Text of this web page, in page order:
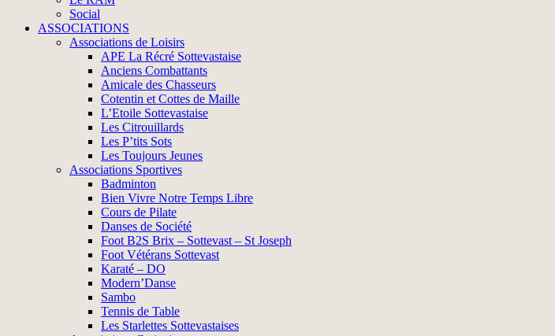
Social
ASSOCIATIONS
Associations de Loisirs
APE La Récré Sottevastaise
Anciens Combattants
Amicale des Chasseurs
Cotentin et Cottes de Maille
L’Etoile Sottevastaise
Les Citrouillards
Les P’tits Sots
Les Toujours Jeunes
Associations Sportives
Badminton
Bien Vivre Notre Temps Libre
Cours de Pilate
Danses de Société
Foot B2S Brix – Sottevast – St Joseph
Foot Vétérans Sottevast
Karaté – DO
Modern’Danse
Sambo
Tennis de Table
Les Starlettes Sottevastaises